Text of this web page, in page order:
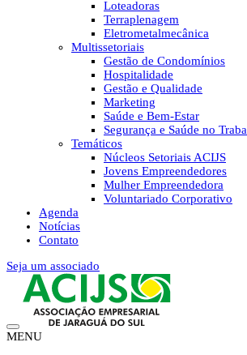
Loteadoras
Terraplenagem
Eletrometalmecânica
Multissetoriais
Gestão de Condomínios
Hospitalidade
Gestão e Qualidade
Marketing
Saúde e Bem-Estar
Segurança e Saúde no
Temáticos
Núcleos Setoriais ACIJS
Jovens Empreendedores
Mulher Empreendedora
Voluntariado Corporativo
Agenda
Notícias
Contato
Seja um associado
MENU